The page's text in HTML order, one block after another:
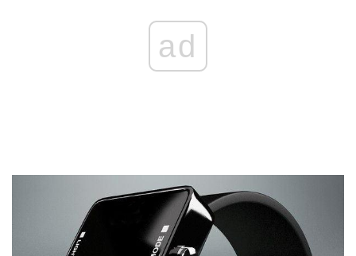
ad